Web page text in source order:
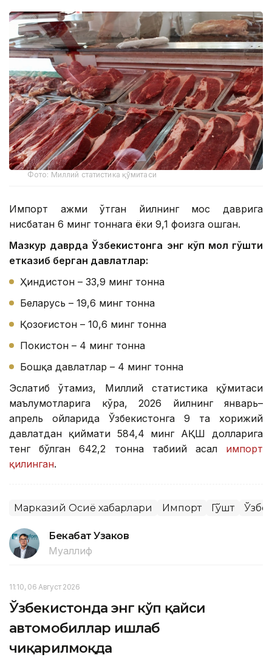
Фото: Миллий статистика қўмитаси
Импорт ҳажми ўтган йилнинг мос даврига
нисбатан 6 минг тоннага ёки 9,1 фоизга ошган.
Мазкур даврда Ўзбекистонга энг кўп мол гўшти
етказиб берган давлатлар:
Ҳиндистон – 33,9 минг тонна
Беларусь – 19,6 минг тонна
Қозоғистон – 10,6 минг тонна
Покистон – 4 минг тонна
Бошқа давлатлар – 4 минг тонна
Эслатиб ўтамиз, Миллий статистика қўмитаси
маълумотларига кўра, 2026 йилнинг январь–
апрель ойларида Ўзбекистонга 9 та хорижий
давлатдан қиймати 584,4 минг АҚШ долларига
тенг бўлган 642,2 тонна табиий асал импорт
қилинган.
Марказий Осиё хабарлари Импорт Гўшт
Бекабат Узаков
Муаллиф
11:10, 06 Август 2026
Ўзбекистонда энг кўп қайси
автомобиллар ишлаб
чиқарилмоқда